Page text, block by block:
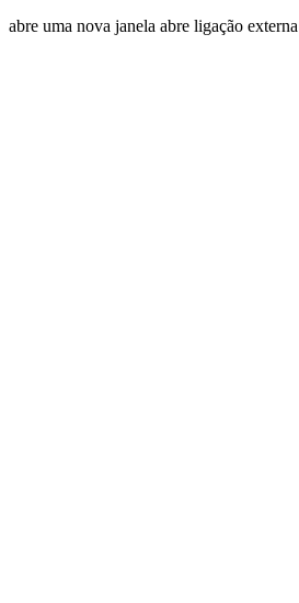
abre uma nova janela abre ligação externa